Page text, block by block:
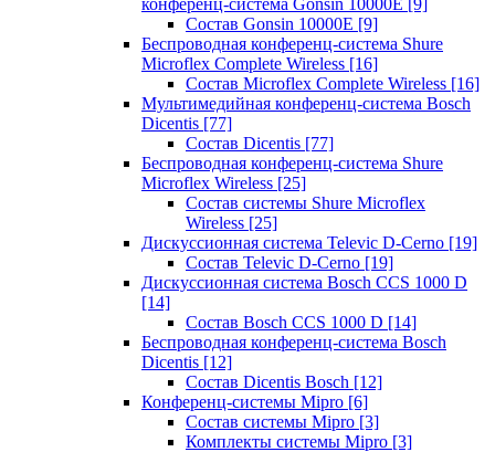
конференц-система Gonsin 10000E [9]
Состав Gonsin 10000E [9]
Беспроводная конференц-система Shure
Microflex Complete Wireless [16]
Состав Microflex Complete Wireless [16]
Мультимедийная конференц-система Bosch
Dicentis [77]
Состав Dicentis [77]
Беспроводная конференц-система Shure
Microflex Wireless [25]
Состав системы Shure Microflex
Wireless [25]
Дискуссионная система Televic D-Cerno [19]
Состав Televic D-Cerno [19]
Дискуссионная система Bosch CCS 1000 D
[14]
Состав Bosch CCS 1000 D [14]
Беспроводная конференц-система Bosch
Dicentis [12]
Состав Dicentis Bosch [12]
Конференц-системы Mipro [6]
Состав системы Mipro [3]
Комплекты системы Mipro [3]